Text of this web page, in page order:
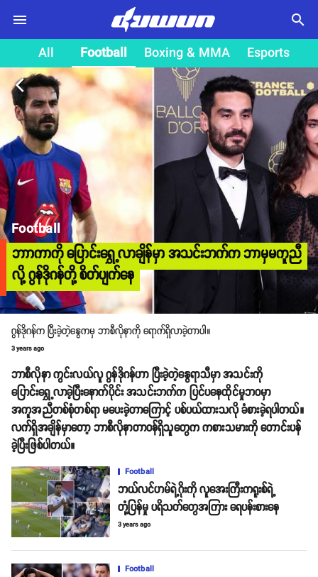
search
All Football Boxing & MMA Esports
arrow_back_ios
Football
ဘာာကာကို ပြောင်းရွှေ့လာချိန်မှာ အသင်းဘက်က ဘာမှမကူညီ
လို့ ဂွန်ဒိုဂန်တို့ စိတ်ပျက်နေ
ဂွန်ဒိုဂန်က ပြီးခဲ့တဲ့နွေကမှ ဘာစီလိုနာကို ရောက်ရှိလာခဲ့တာပါ။
3 years ago
ဘာစီလိုနာ ကွင်းလယ်လူ ဂွန်ဒိုဂန်ဟာ ပြီးခဲ့တဲ့နွေရာသီမှာ အသင်းကို
ပြောင်းရွှေ့လာခဲ့ပြီးနောက်ပိုင်း အသင်းဘက်က ပြင်ပနေထိုင်မှုဘဝမှာ
အကူအညီတစ်စုံတစ်ရာ မပေးခဲ့တာကြောင့် ပစ်ပယ်ထားသလို ခံစားခဲ့ရပါတယ်။
လက်ရှိအချိန်မှာတော့ ဘာစီလိုနာတာဝန်ရှိသူတွေက ကစားသမားကို တောင်းပန်
ခဲ့ပြီးဖြစ်ပါတယ်။
Football
ဘယ်လင်ဟမ်ရဲ့ဂိုးကို လူအေးကြီးကရူးစ်ရဲ့
တုံ့ပြန်မှု ပရိသတ်တွေအကြား ရေပန်းစားနေ
3 years ago
Football